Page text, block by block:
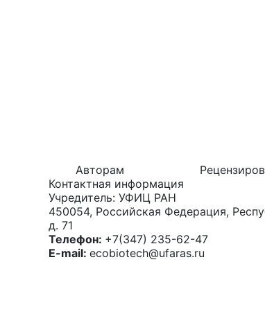
Авторам
Контактная информация
Учредитель: УФИЦ РАН
450054, Российская Федерация,
д. 71
Телефон: +7(347) 235-62-47
E-mail:ecobiotech@ufaras.ru